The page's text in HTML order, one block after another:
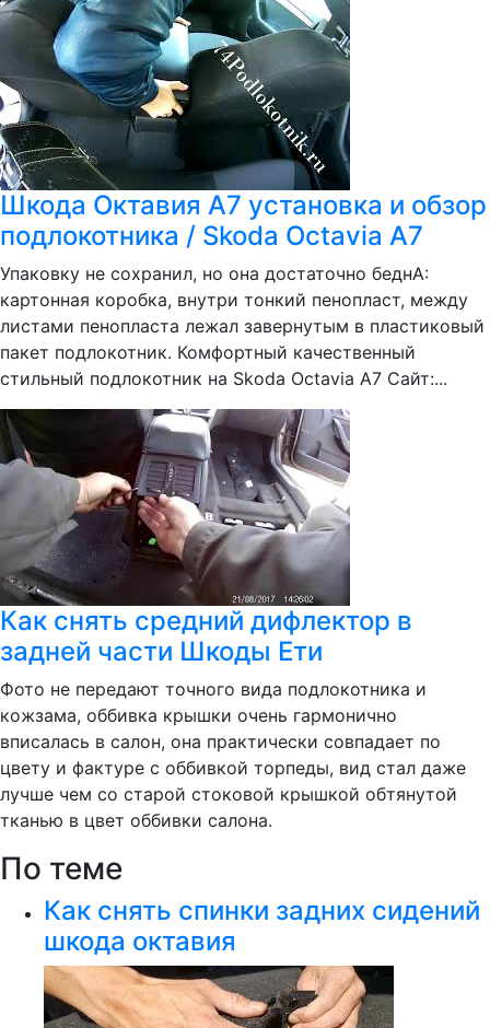
Шкода Октавия А7 установка и обзор
подлокотника / Skoda Octavia A7
Упаковку не сохранил, но она достаточно беднА:
картонная коробка, внутри тонкий пенопласт, между
листами пенопласта лежал завернутым в пластиковый
пакет подлокотник. Комфортный качественный
стильный подлокотник на Skoda Octavia A7 Сайт:...
Как снять средний дифлектор в
задней части Шкоды Ети
Фото не передают точного вида подлокотника и
кожзама, оббивка крышки очень гармонично
вписалась в салон, она практически совпадает по
цвету и фактуре с оббивкой торпеды, вид стал даже
лучше чем со старой стоковой крышкой обтянутой
тканью в цвет оббивки салона.
По теме
Как снять спинки задних сидений
шкода октавия